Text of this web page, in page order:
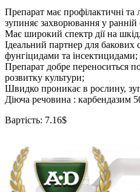
Препарат має профілактичні та
зупиняє захворювання у ранній
Має широкий спектр дії на
Ідеальний партнер для
фунгіцидами та інсектицидами;
Препарат добре переноситься
розвитку культури;
Швидко проникає в рослину,
Діюча речовина : карбендазим
Вартість: 7.16$